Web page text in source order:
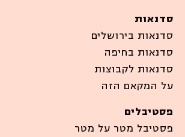
סדנאות
סדנאות בירושלים
סדנאות בחיפה
סדנאות לקבוצות
על המקאם הזה
פסטיבלים
פסטיבל מטר על מטר